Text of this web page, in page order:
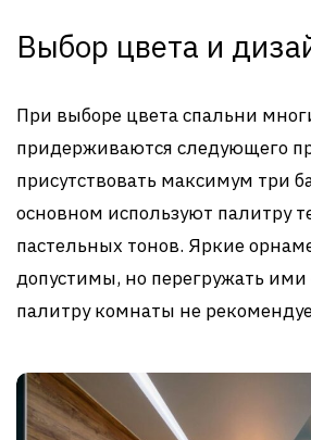
Выбор цвета и
При выборе цвета спальни
придерживаются следующего
присутствовать максимум три
основном используют палитру
пастельных тонов. Яркие
допустимы, но перегружать
палитру комнаты не